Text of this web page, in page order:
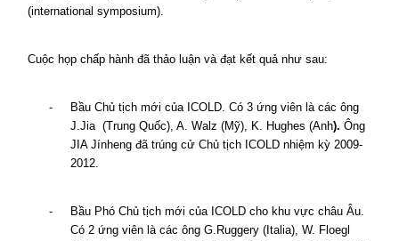
(international symposium).
Cuộc họp chấp hành đã thảo luận và đạt kết quả như sau:
-
Bầu Chủ tịch mới của ICOLD. Có 3 ứng viên là các ông
J.Jia (Trung Quốc), A. Walz (Mỹ), K. Hughes (Anh). Ông
JIA Jínheng đã trúng cử Chủ tịch ICOLD nhiệm kỳ 2009-
2012.
-
Bầu Phó Chủ tịch mới của ICOLD cho khu vực châu Âu.
Có 2 ứng viên là các ông G.Ruggery (Italia), W. Floegl